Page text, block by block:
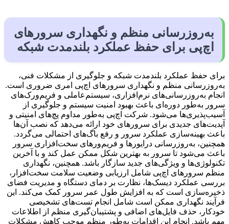
به‌روزرسانی منظم و نگهداری سرورهای
اچ‌پی برای حفظ عملکرد بلندمدت شبکه
برای حفظ عملکرد بلندمدت شبکه و جلوگیری از مشکلات فنی،
به‌روزرسانی منظم و نگهداری سرورهای اچ‌پی امری ضروری است.
انجام به‌روزرسانی‌های نرم‌افزاری، سیستم‌عاملی و فریم‌ورک‌های
سرور به‌طور دوره‌ای باعث بهبود امنیت سیستم و جلوگیری از
آسیب‌پذیری‌ها می‌شود. شرکت اچ‌پی به‌طور مداوم پچ‌های امنیتی و
آپدیت‌های جدیدی برای سرورهای خود ارائه می‌دهد که نصب آن‌ها
باعث بهینه‌سازی عملکرد سرور و رفع باگ‌های احتمالی می‌گردد.
همچنین، به‌روزرسانی درایورها و فریم‌ورهای سخت‌افزاری سرور
باعث می‌شود تا سرور به بهترین شکل ممکن عمل کند و با آخرین
تکنولوژی‌ها و ویژگی‌های جدید سازگار باشد. همچنین، نگهداری
منظم سرورهای اچ‌پی شامل ارزیابی وضعیت سلامت سخت‌افزار،
بررسی عملکرد دیسک‌ها، نظارت بر دمای دستگاه و مدیریت فضای
ذخیره‌سازی است که به افزایش طول عمر سرور کمک می‌کند. این
فرآیند نگهداری ممکن است شامل انجام تست‌های تشخیصی
خودکار، حذف فایل‌های اضافی و پشتیبان‌گیری منظم از اطلاعات
مهم باشد. انجام این اقدامات به‌طور منظم موجب کاهش مشکلات